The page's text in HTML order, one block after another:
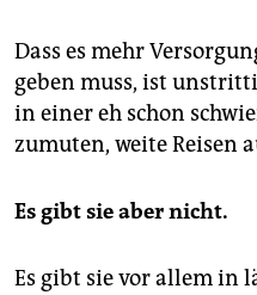
Dass es mehr
geben muss, ist
in einer eh schon
zumuten, weite Reisen
Es gibt sie aber nicht.
Es gibt sie vor allem in